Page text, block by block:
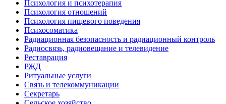
Психология и психотерапия
Психология отношений
Психология пищевого поведения
Психосоматика
Радиационная безопасность и радиационный контроль
Радиосвязь, радиовещание и телевидение
Реставрация
РЖД
Ритуальные услуги
Связь и телекоммуникации
Секретарь